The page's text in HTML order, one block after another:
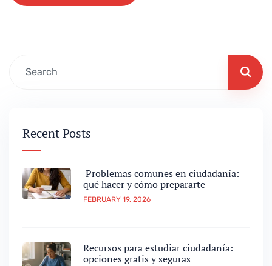
Recent Posts
Problemas comunes en ciudadanía:
qué hacer y cómo prepararte
FEBRUARY 19, 2026
Recursos para estudiar ciudadanía:
opciones gratis y seguras